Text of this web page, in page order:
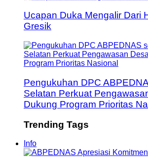
Ucapan Duka Mengalir Dari
Gresik
Pengukuhan DPC
Selatan Perkuat
Dukung Program Prioritas
Trending Tags
Info